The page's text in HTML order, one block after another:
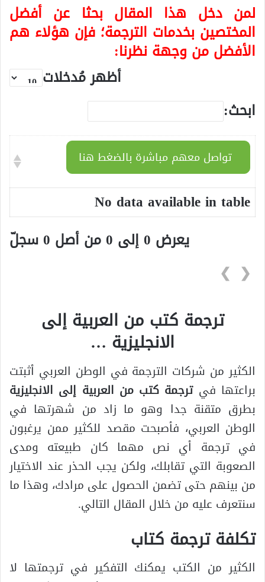
لمن دخل هذا المقال بحثا عن أفضل
المختصين بخدمات الترجمة؛ فإن هؤلاء هم
الأفضل من وجهة نظرنا:
أظهر مُدخلات
ابحث:
تواصل معهم مباشرة بالضغط هنا
No data available in table
يعرض 0 إلى 0 من أصل 0 سجلّ
❮
❯
ترجمة كتب من العربية إلى
الانجليزية …
الكثير من شركات الترجمة في الوطن العربي أثبتت
براعتها فيترجمة كتب من العربية إلى الانجليزية
بطرق متقنة جدا وهو ما زاد من شهرتها في
الوطن العربي، فأصبحت مقصد للكثير ممن يرغبون
في ترجمة أي نص مهما كان طبيعته ومدى
الصعوبة التي تقابلك، ولكن يجب الحذر عند الاختيار
من بينهم حتى تضمن الحصول على مرادك، وهذا ما
سنتعرف عليه من خلال المقال التالي.
تكلفة ترجمة كتاب
الكثير من الكتب يمكنك التفكير في ترجمتها لا